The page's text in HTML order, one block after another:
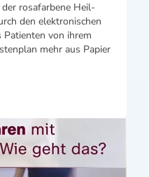
rosafarbene Heil-
den elektronischen
Patienten von ihrem
mehr aus Papier